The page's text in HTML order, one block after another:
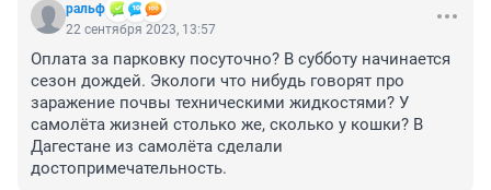
ральф
22 сентября 2023, 13:57
Оплата за парковку посуточно? В субботу начинается
сезон дождей. Экологи что нибудь говорят про
заражение почвы техническими жидкостями? У
самолëта жизней столько же, сколько у кошки? В
Дагестане из самолёта сделали
достопримечательность.